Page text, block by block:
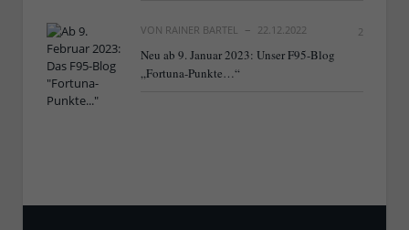
VON RAINER BARTEL 22.12.2022 2
Neu ab 9. Januar 2023: Unser F95-Blog
„Fortuna-Punkte…“